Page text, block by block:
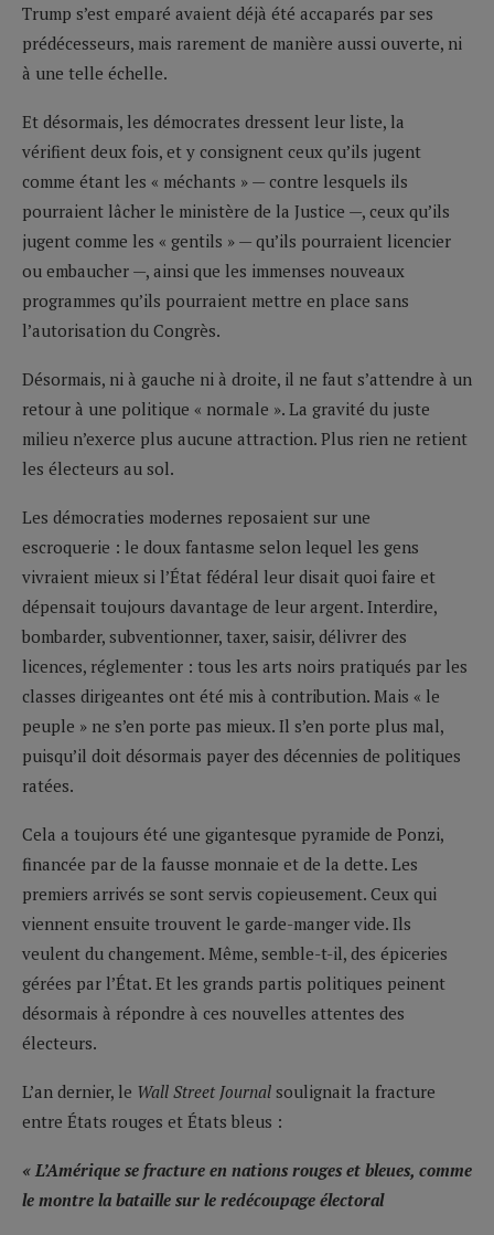
Trump s’est emparé avaient déjà été accaparés par ses
prédécesseurs, mais rarement de manière aussi ouverte, ni
à une telle échelle.
Et désormais, les démocrates dressent leur liste, la
vérifient deux fois, et y consignent ceux qu’ils jugent
comme étant les « méchants » — contre lesquels ils
pourraient lâcher le ministère de la Justice —, ceux qu’ils
jugent comme les « gentils » — qu’ils pourraient licencier
ou embaucher —, ainsi que les immenses nouveaux
programmes qu’ils pourraient mettre en place sans
l’autorisation du Congrès.
Désormais, ni à gauche ni à droite, il ne faut s’attendre à un
retour à une politique « normale ». La gravité du juste
milieu n’exerce plus aucune attraction. Plus rien ne retient
les électeurs au sol.
Les démocraties modernes reposaient sur une
escroquerie : le doux fantasme selon lequel les gens
vivraient mieux si l’État fédéral leur disait quoi faire et
dépensait toujours davantage de leur argent. Interdire,
bombarder, subventionner, taxer, saisir, délivrer des
licences, réglementer : tous les arts noirs pratiqués par les
classes dirigeantes ont été mis à contribution. Mais « le
peuple » ne s’en porte pas mieux. Il s’en porte plus mal,
puisqu’il doit désormais payer des décennies de politiques
ratées.
Cela a toujours été une gigantesque pyramide de Ponzi,
financée par de la fausse monnaie et de la dette. Les
premiers arrivés se sont servis copieusement. Ceux qui
viennent ensuite trouvent le garde-manger vide. Ils
veulent du changement. Même, semble-t-il, des épiceries
gérées par l’État. Et les grands partis politiques peinent
désormais à répondre à ces nouvelles attentes des
électeurs.
L’an dernier, le Wall Street Journal soulignait la fracture
entre États rouges et États bleus :
« L’Amérique se fracture en nations rouges et bleues, comme
le montre la bataille sur le redécoupage électoral